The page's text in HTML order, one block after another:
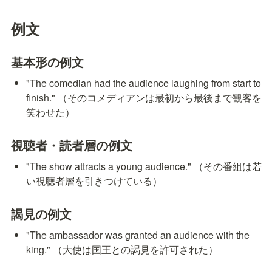
例文
基本形の例文
"The comedian had the audience laughing from start to
finish." （そのコメディアンは最初から最後まで観客を
笑わせた）
視聴者・読者層の例文
"The show attracts a young audience." （その番組は若
い視聴者層を引きつけている）
謁見の例文
"The ambassador was granted an audience with the
king." （大使は国王との謁見を許可された）